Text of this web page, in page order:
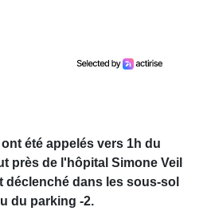
été appelés vers 1h du
près de l'hôpital Simone Veil
déclenché dans les sous-sol
du parking -2.